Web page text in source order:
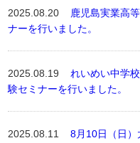
2025.08.20
鹿児島実業高
ナーを行いました。
2025.08.19れいめい中学
験セミナーを行いました。
2025.08.118月10日（日）